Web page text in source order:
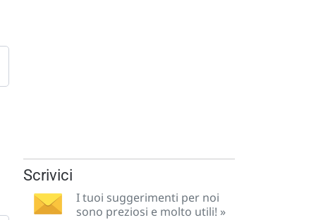
Scrivici
I tuoi suggerimenti per noi
sono preziosi e molto utili! »